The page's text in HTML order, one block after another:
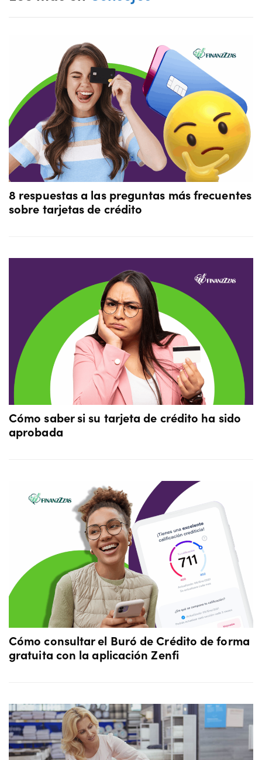
8 respuestas a las preguntas más frecuentes
sobre tarjetas de crédito
Cómo saber si su tarjeta de crédito ha sido
aprobada
Cómo consultar el Buró de Crédito de forma
gratuita con la aplicación Zenfi